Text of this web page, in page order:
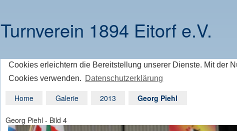
Turnverein 1894 Eitorf e.V.
Cookies erleichtern die Bereitstellung unserer Dienste. Mit der
Cookies verwenden. Datenschutzerklärung
Home Galerie 2013 Georg Piehl
Georg Piehl - Bild 4